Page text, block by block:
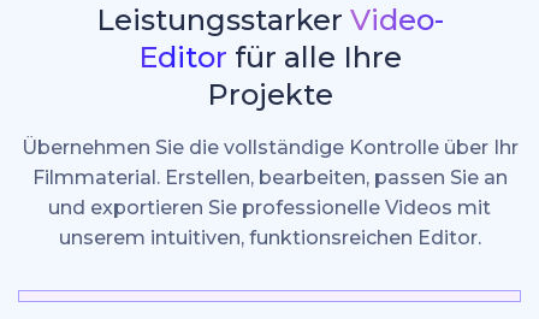
Leistungsstarker Video-
Editor für alle Ihre
Projekte
Übernehmen Sie die vollständige Kontrolle über Ihr
Filmmaterial. Erstellen, bearbeiten, passen Sie an
und exportieren Sie professionelle Videos mit
unserem intuitiven, funktionsreichen Editor.